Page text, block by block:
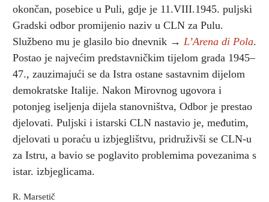
okončan, posebice u Puli, gdje je 11.VIII.1945. puljski
Gradski odbor promijenio naziv u CLN za Pulu.
Službeno mu je glasilo bio dnevnik → L’Arena di Pola.
Postao je najvećim predstavničkim tijelom grada 1945–
47., zauzimajući se da Istra ostane sastavnim dijelom
demokratske Italije. Nakon Mirovnog ugovora i
potonjeg iseljenja dijela stanovništva, Odbor je prestao
djelovati. Puljski i istarski CLN nastavio je, međutim,
djelovati u poraću u izbjeglištvu, pridruživši se CLN-u
za Istru, a bavio se poglavito problemima povezanima s
istar. izbjeglicama.
R. Marsetič